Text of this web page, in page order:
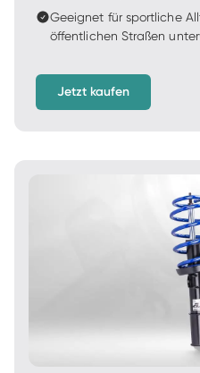
Geeignet für sportliche
öffentlichen Straßen
Jetzt kaufen